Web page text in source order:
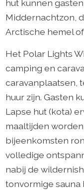
hut kunnen
Middernachtzon,
Arctische hemel
Het Polar Lights
camping en
caravanplaatsen,
huur zijn. Gasten
Lapse hut (kota)
maaltijden
bijeenkomsten
volledige
nabij de
tonvormige sauna